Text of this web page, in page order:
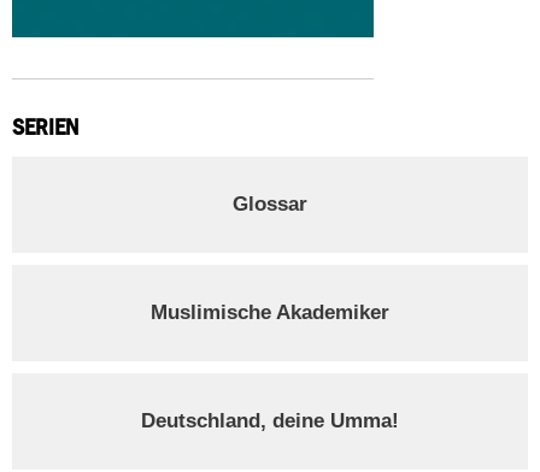
SERIEN
Glossar
Muslimische Akademiker
Deutschland, deine Umma!